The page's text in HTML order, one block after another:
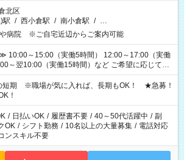
北区
駅 / 西小倉駅 / 南小倉駅 / …
病院 ※ご自宅近辺からご案内可能
10:00～15:00（実働5時間） 12:00～17:00（実働
10:00（実働15時間）など ご希望に応じて、
整できます！ お気軽に担当へ相談ください！
短期 ※職場が気に入れば、長期もOK！ ★急募！
！
/ 日払いOK / 履歴書不要 / 40～50代活躍中 / 副
OK / シフト勤務 / 10名以上の大量募集 / 電話対応
ンスキル不要